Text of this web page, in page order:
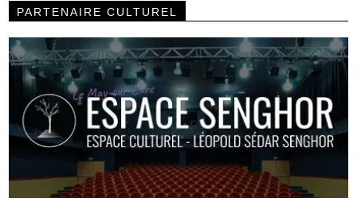
PARTENAIRE CULTUREL